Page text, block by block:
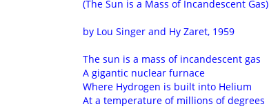
(The Sun is a Mass of Incandescent Gas)
by Lou Singer and Hy Zaret, 1959
The sun is a mass of incandescent gas
A gigantic nuclear furnace
Where Hydrogen is built into Helium
At a temperature of millions of degrees